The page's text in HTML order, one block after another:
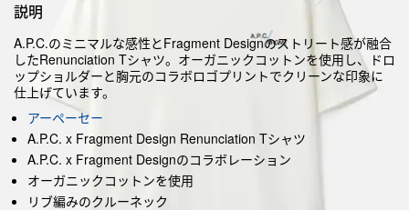
説明
A.P.C.のミニマルな感性とFragment Designのストリート感が融合
したRenunciation Tシャツ。オーガニックコットンを使用し、ドロ
ップショルダーと胸元のコラボロゴプリントでクリーンな印象に
仕上げています。
アーペーセー
A.P.C. x Fragment Design Renunciation Tシャツ
A.P.C. x Fragment Designのコラボレーション
オーガニックコットンを使用
リブ編みのクルーネック